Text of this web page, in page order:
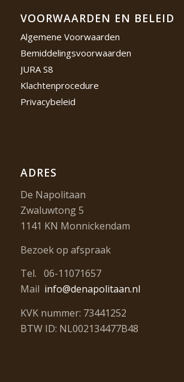
VOORWAARDEN EN BELEID
Algemene Voorwaarden
Bemiddelingsvoorwaarden
JURA S8
Klachtenprocedure
Privacybeleid
ADRES
De Napolitaan
Zwaluwtong 5
1141 KN Monnickendam
Bezoek op afspraak
Tel. 06-11071657
Mail info@denapolitaan.nl
KVK nummer: 73441252
BTW ID: NL002134477B48